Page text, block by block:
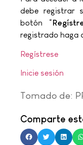
debe registrar
botón “
registrado haga
Regístrese
Inicie sesión
Tomado de:
Comparte